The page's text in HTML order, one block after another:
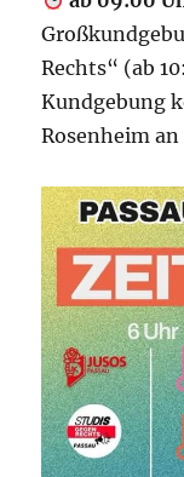
Rechts“ (ab
Kundgebung
Rosenheim an